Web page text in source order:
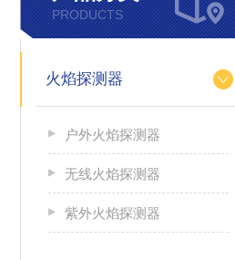
PRODUCTS
火焰探测器
户外火焰探测器
无线火焰探测器
紫外火焰探测器